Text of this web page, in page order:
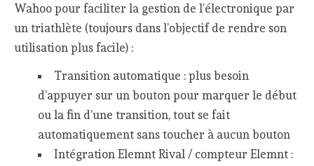
Wahoo pour faciliter la gestion de l’électronique par
un triathlète (toujours dans l’objectif de rendre son
utilisation plus facile) :
Transition automatique : plus besoin
d’appuyer sur un bouton pour marquer le début
ou la fin d’une transition, tout se fait
automatiquement sans toucher à aucun bouton
Intégration Elemnt Rival / compteur Elemnt :